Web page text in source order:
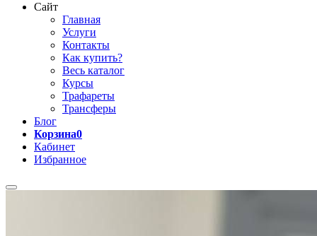
Сайт
Главная
Услуги
Контакты
Как купить?
Весь каталог
Курсы
Трафареты
Трансферы
Блог
Корзина0
Кабинет
Избранное